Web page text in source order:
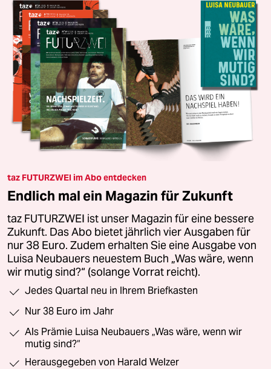
taz FUTURZWEI im Abo entdecken
Endlich mal ein Magazin für Zukunft
taz FUTURZWEI ist unser Magazin für eine bessere
Zukunft. Das Abo bietet jährlich vier Ausgaben für
nur 38 Euro. Zudem erhalten Sie eine Ausgabe von
Luisa Neubauers neuestem Buch „Was wäre, wenn
wir mutig sind?“ (solange Vorrat reicht).
Jedes Quartal neu in Ihrem Briefkasten
Nur 38 Euro im Jahr
Als Prämie Luisa Neubauers „Was wäre, wenn wir
mutig sind?“
Herausgegeben von Harald Welzer